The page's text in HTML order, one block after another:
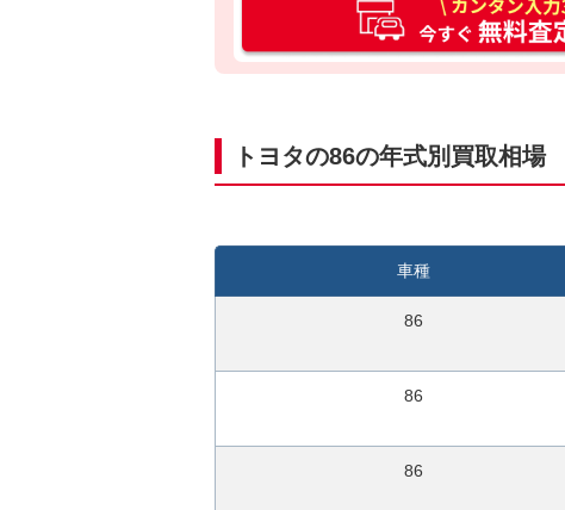
タ
力
3
料
トヨタの86の年式別買取相場
車種
86
86
86